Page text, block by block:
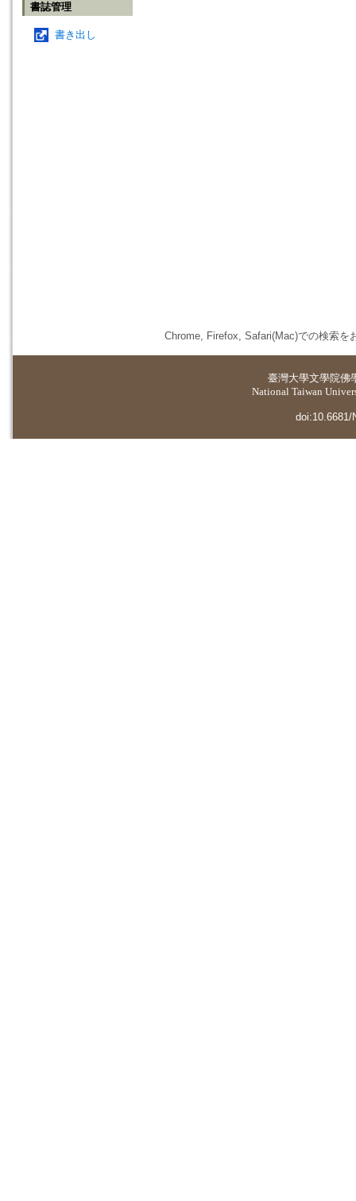
書誌管理
書き出し
Chrome, Firefox, Safari(Mac)での検索を
臺灣大學文學院佛
National Taiwan
doi:10.6681/